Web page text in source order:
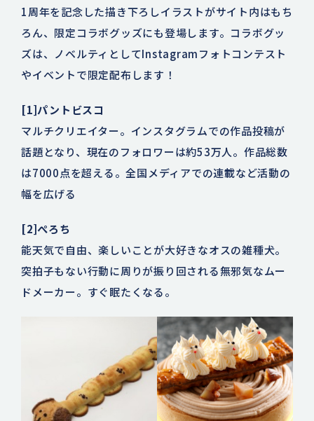
1周年を記念した描き下ろしイラストがサイト内はもち
ろん、限定コラボグッズにも登場します。コラボグッ
ズは、ノベルティとしてInstagramフォトコンテスト
やイベントで限定配布します！
[1]パントビスコ
マルチクリエイター。インスタグラムでの作品投稿が
話題となり、現在のフォロワーは約53万人。作品総数
は7000点を超える。全国メディアでの連載など活動の
幅を広げる
[2]ぺろち
能天気で自由、楽しいことが大好きなオスの雑種犬。
突拍子もない行動に周りが振り回される無邪気なムー
ドメーカー。すぐ眠たくなる。